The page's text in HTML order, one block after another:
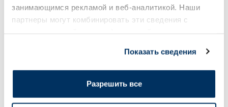
занимающимся рекламой и веб-аналитикой. Наши
партнеры могут комбинировать эти сведения с
Показать сведения
Разрешить все
-60%
EUCERIN Kids Dry Touch SPF 50+
-60%
EUCERIN Sun Oil